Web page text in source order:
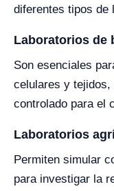
diferentes tipos de
Laboratorios de
Son esenciales
celulares y tejidos,
controlado para el
Laboratorios
Permiten simular
para investigar la